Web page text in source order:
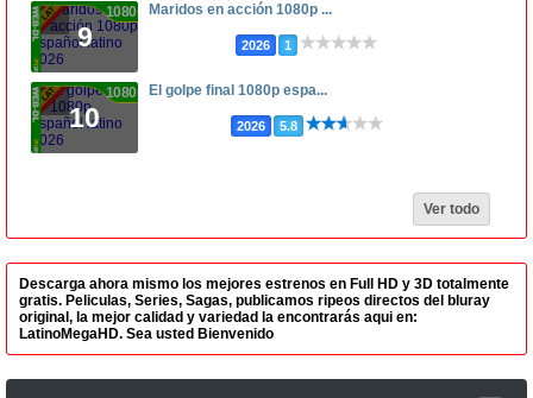
9
1080p Maridos en acción 1080p ...
2026 1
10
1080p El golpe final 1080p espa...
2026 5.8
Ver todo
Descarga ahora mismo los mejores estrenos en Full HD y 3D totalmente
gratis. Peliculas, Series, Sagas, publicamos ripeos directos del bluray
original, la mejor calidad y variedad la encontrarás aqui en:
LatinoMegaHD. Sea usted Bienvenido